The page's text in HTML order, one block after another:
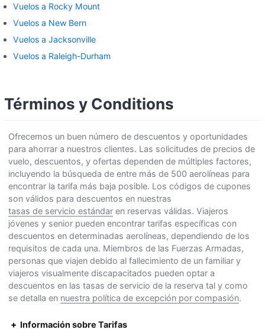
Vuelos a Rocky Mount
Vuelos a New Bern
Vuelos a Jacksonville
Vuelos a Raleigh-Durham
Términos y Conditions
Ofrecemos un buen número de descuentos y oportunidades
para ahorrar a nuestros clientes. Las solicitudes de precios de
vuelo, descuentos, y ofertas dependen de múltiples factores,
incluyendo la búsqueda de entre más de 500 aerolíneas para
encontrar la tarifa más baja posible. Los códigos de cupones
son válidos para descuentos en nuestras
tasas de servicio estándar en reservas válidas. Viajeros
jóvenes y senior pueden encontrar tarifas específicas con
descuentos en determinadas aerolíneas, dependiendo de los
requisitos de cada una. Miembros de las Fuerzas Armadas,
personas que viajen debido al fallecimiento de un familiar y
viajeros visualmente discapacitados pueden optar a
descuentos en las tasas de servicio de la reserva tal y como
se detalla en nuestra política de excepción por compasión.
Información sobre Tarifas